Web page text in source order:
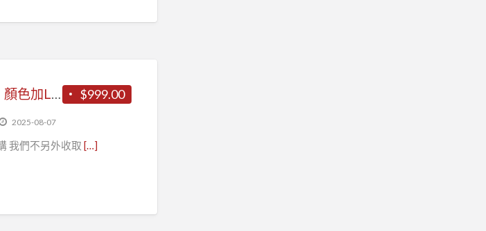
$999.00
2025-08-07
我們不另外收取 […]